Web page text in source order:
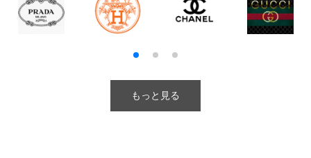
もっと見る